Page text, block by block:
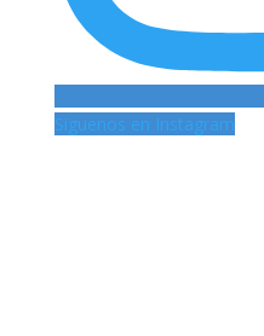
Siguenos en Instagram